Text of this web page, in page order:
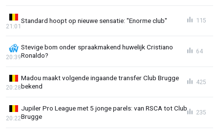
Standard hoopt op nieuwe sensatie: "Enorme club"
21:01
115
Stevige bom onder spraakmakend huwelijk Cristiano
Ronaldo?
20:39
64
Madou maakt volgende ingaande transfer Club Brugge
bekend
20:28
425
Jupiler Pro League met 5 jonge parels: van RSCA tot Club
Brugge
20:22
235